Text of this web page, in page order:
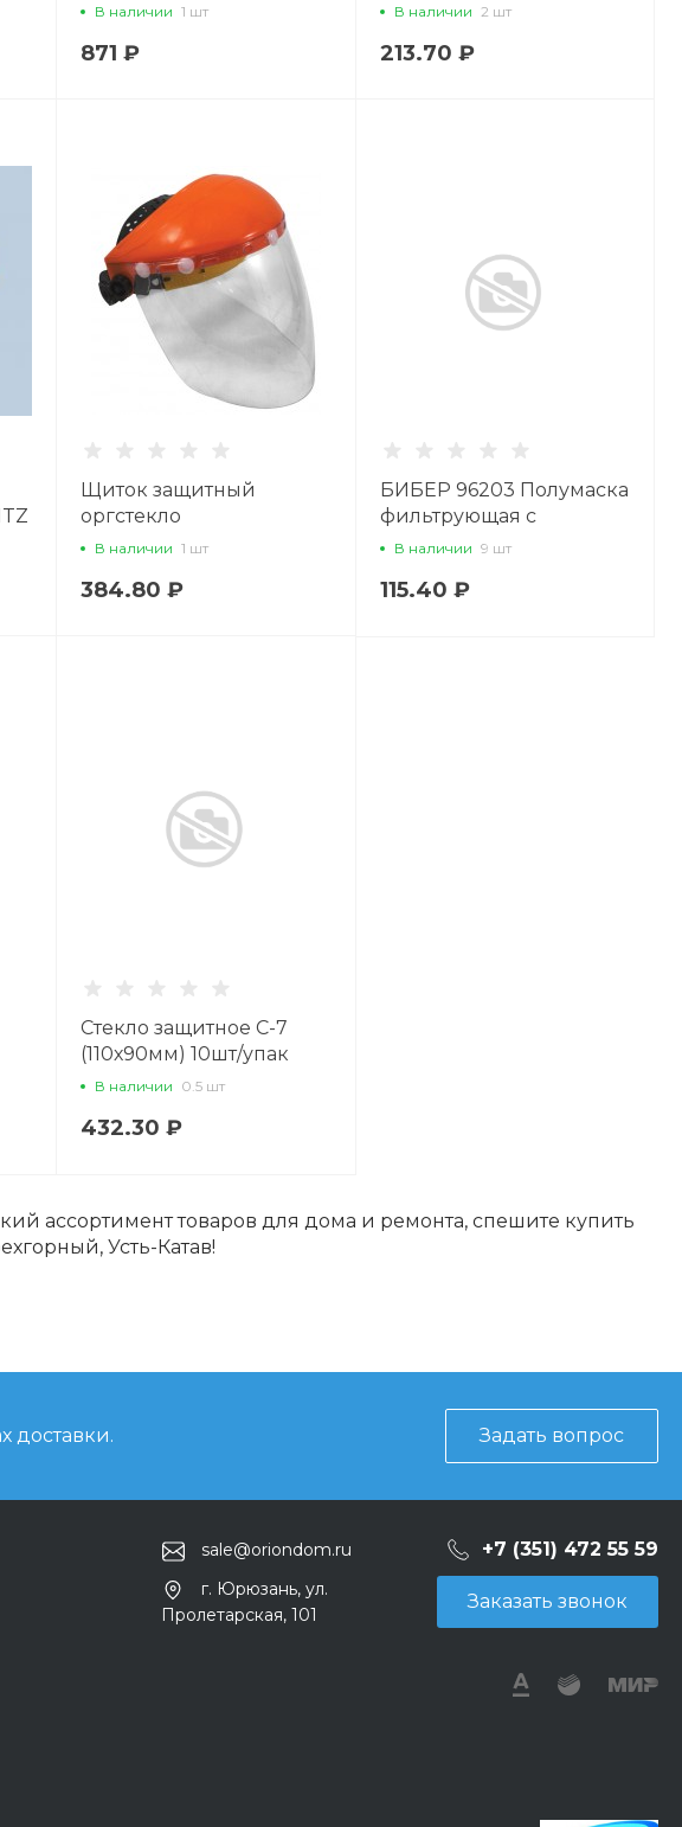
В наличии 1 шт
871 ₽
В наличии 2 шт
213.70 ₽
Щиток защитный
оргстекло
В наличии 1 шт
384.80 ₽
БИБЕР 96203 Полумаска
фильтрующая с
угольным фильтром и
В наличии 9 шт
115.40 ₽
Стекло защитное С-7
(110х90мм) 10шт/упак
В наличии 0.5 шт
432.30 ₽
ассортимент товаров для дома и ремонта, спешите купить
Усть-Катав!
доставки. Задать вопрос
sale@oriondom.ru +7 (351) 472 55 59
г. Юрюзань, ул.
Пролетарская, 101
Заказать звонок